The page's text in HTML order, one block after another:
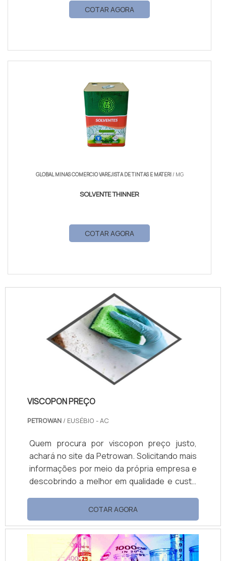
COTAR AGORA
GLOBAL MINAS COMERCIO VAREJISTA DE TINTAS E MATERI/ MG
SOLVENTE THINNER
COTAR AGORA
VISCOPON PREÇO
PETROWAN / EUSÉBIO - AC
Quem procura por viscopon preço justo,
achará no site da Petrowan. Solicitando mais
informações por meio da própria empresa e
descobrindo a melhor em qualidade e custo
preço acessível, com a Petrowan o cliente
encontrará ótima qualidade com soluções de
distribuição de produtos químicos. MAIS
DETALHES SOBRE VISCOPON PREÇO A
Petrowan objetiva sua energia em
COTAR AGORA